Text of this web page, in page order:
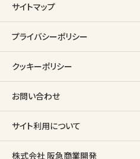
サイトマップ
プライバシーポリシー
クッキーポリシー
お問い合わせ
サイト利用について
株式会社 阪急商業開発